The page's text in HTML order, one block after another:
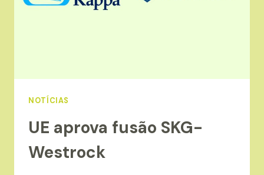
NOTÍCIAS
UE aprova fusão SKG-
Westrock